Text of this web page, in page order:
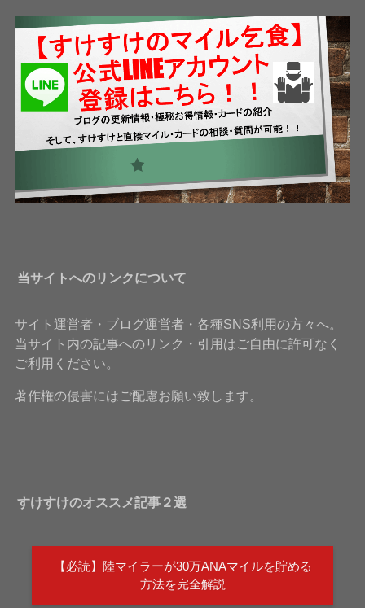
当サイトへのリンクについて
サイト運営者・ブログ運営者・各種SNS利用の方々へ。
当サイト内の記事へのリンク・引用はご自由に許可なく
ご利用ください。
著作権の侵害にはご配慮お願い致します。
すけすけのオススメ記事２選
【必読】陸マイラーが30万ANAマイルを貯める
方法を完全解説